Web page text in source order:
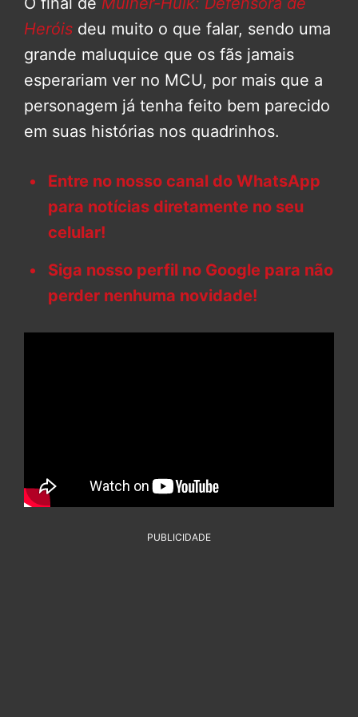
Heróis deu muito o que falar, sendo uma
grande maluquice que os fãs jamais
esperariam ver no MCU, por mais que a
personagem já tenha feito bem parecido
em suas histórias nos quadrinhos.
Entre no nosso canal do WhatsApp
para notícias diretamente no seu
celular!
Siga nosso perfil no Google para não
perder nenhuma novidade!
PUBLICIDADE